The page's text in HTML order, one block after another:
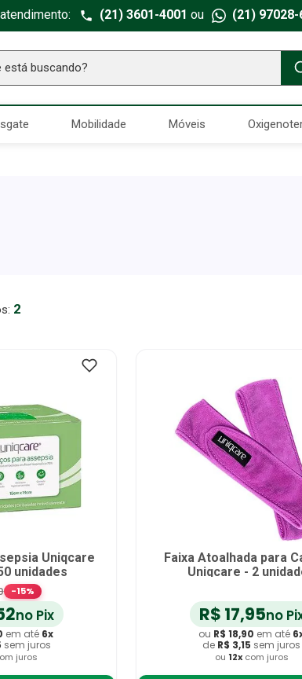
(21) 3601-4001 ou (21) 97028-
buscando?
Mobilidade Móveis
2
Uniqcare
unidades
-15%
no Pix
em até 6x
sem juros
juros
Faixa Atoalhada para
Uniqcare - 2
R$ 17,95no
ou R$ 18,90 em até 6
de R$ 3,15 sem juros
ou 12x com juros
BUSCADOS
Insulina